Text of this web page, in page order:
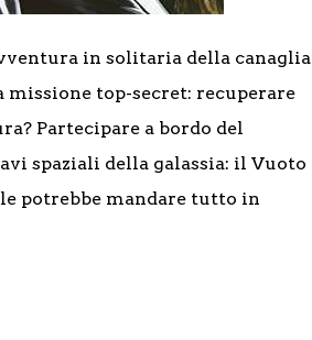
in solitaria della canaglia
missione top-secret: recuperare
Partecipare a bordo del
spaziali della galassia: il Vuoto
potrebbe mandare tutto in